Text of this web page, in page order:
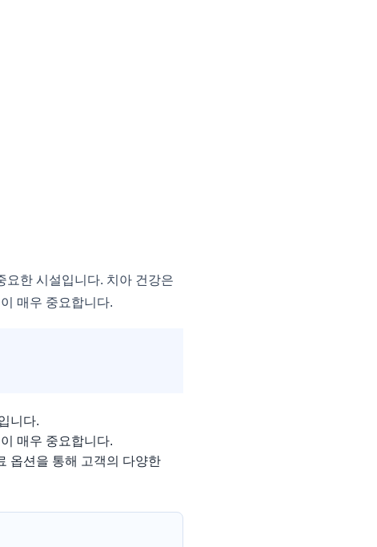
요한 시설입니다. 치아 건강은
매우 중요합니다.
니다.
매우 중요합니다.
옵션을 통해 고객의 다양한